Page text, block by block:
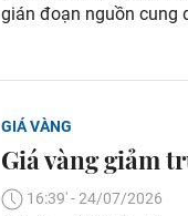
gián đoạn nguồn cung
GIÁ VÀNG
Giá vàng giảm
16:39' - 24/07/2026